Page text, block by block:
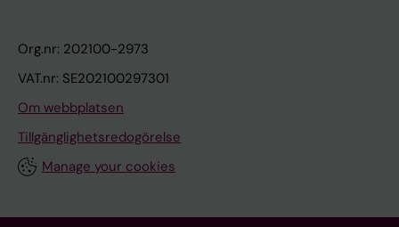
Org.nr: 202100-2973
VAT.nr: SE202100297301
Om webbplatsen
Tillgänglighetsredogörelse
Manage your cookies